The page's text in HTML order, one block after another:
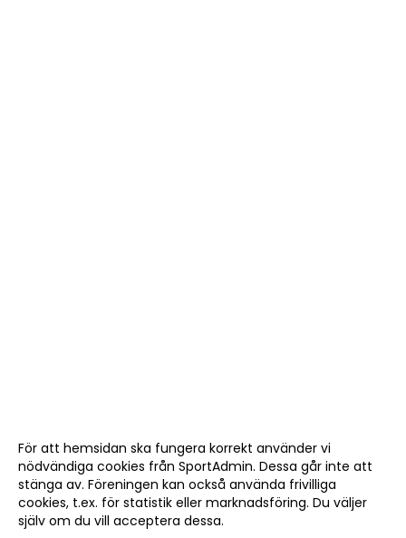
För att hemsidan ska fungera korrekt använder vi
nödvändiga cookies från SportAdmin. Dessa går inte att
stänga av. Föreningen kan också använda frivilliga
cookies, t.ex. för statistik eller marknadsföring. Du väljer
själv om du vill acceptera dessa.